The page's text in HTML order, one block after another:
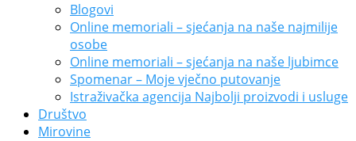
Blogovi
Online memoriali – sjećanja na naše najmilije
osobe
Online memoriali – sjećanja na naše ljubimce
Spomenar – Moje vječno putovanje
Istraživačka agencija Najbolji proizvodi i usluge
Društvo
Mirovine